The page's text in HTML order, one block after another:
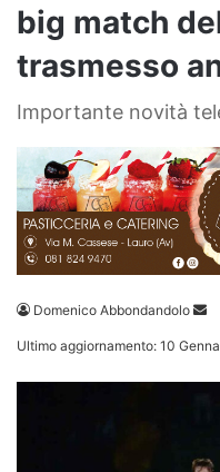
big match
trasmesso
Importante novità
Domenico Abbondandolo
Ultimo aggiornamento: 10